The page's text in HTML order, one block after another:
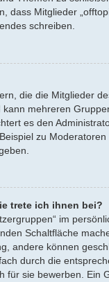
dass Mitglieder
schreiben.
die die Mitglieder
mehreren
es den
zu
trete ich ihnen bei?
im
Schaltfläche
andere können
durch die
für sie bewerben. Ein